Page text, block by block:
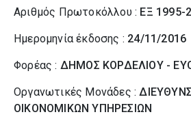
Αριθμός Πρωτοκόλλου : ΕΞ 1995-
Ημερομηνία έκδοσης : 24/11/2016
Φορέας : ΔΗΜΟΣ ΚΟΡΔΕΛΙΟΥ -
Οργανωτικές Μονάδες :
ΟΙΚΟΝΟΜΙΚΩΝ ΥΠΗΡΕΣΙΩΝ